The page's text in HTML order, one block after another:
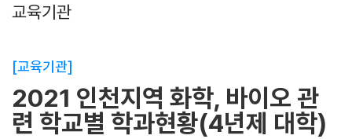
교육기관
[교육기관]
2021 인천지역 화학, 바이오 관
련 학교별 학과현황(4년제 대학)